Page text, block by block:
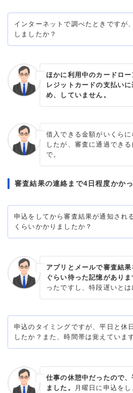
インターネットで調べたときですが
しましたか？
ほかに利用中のカードロ
レジットカードの支払い
め、していません。
借入できる金額がいくら
したが、審査に通過でき
で。
審査結果の連絡まで4日程度かか
申込をしてから審査結果が通知され
くらいかかりましたか？
アプリとメールで審査結
ぐらい待った記憶がありま
ったですし、特段遅いとは
申込のタイミングですが、平日と休
したか？また、時間帯は覚えていま
仕事の休憩中だったので
ました。
月曜日に申込を